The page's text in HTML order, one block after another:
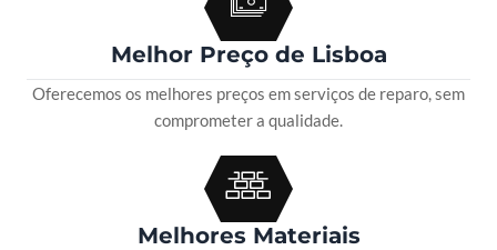
Melhor Preço de Lisboa
Oferecemos os melhores preços em serviços de reparo, sem
comprometer a qualidade.
Melhores Materiais